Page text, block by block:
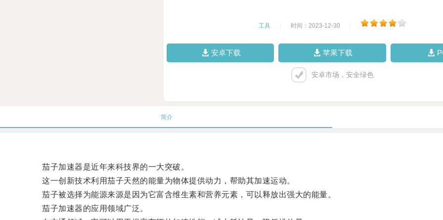
工具 时间：2023-12-30
安卓下载 苹果下载
安卓市场，安全绿色
简介
茄子加速器是近年来科技界的一大突破。
这一创新技术利用茄子天然的能量为物体提供动力，帮助其加速运动。
茄子被选择为能源来源是因为它富含维生素和营养元素，可以释放出强大的能量。
茄子加速器的应用领域广泛。